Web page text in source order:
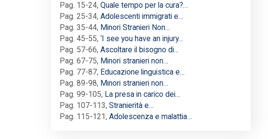
Pag. 15-24, Quale tempo per la cura?…
Pag. 25-34, Adolescenti immigrati e…
Pag. 35-44, Minori Stranieri Non…
Pag. 45-55, ‘I see you have an injury…
Pag. 57-66, Ascoltare il bisogno di…
Pag. 67-75, Minori stranieri non…
Pag. 77-87, Educazione linguistica e…
Pag. 89-98, Minori stranieri non…
Pag. 99-105, La presa in carico dei…
Pag. 107-113, Stranierità e…
Pag. 115-121, Adolescenza e malattia…